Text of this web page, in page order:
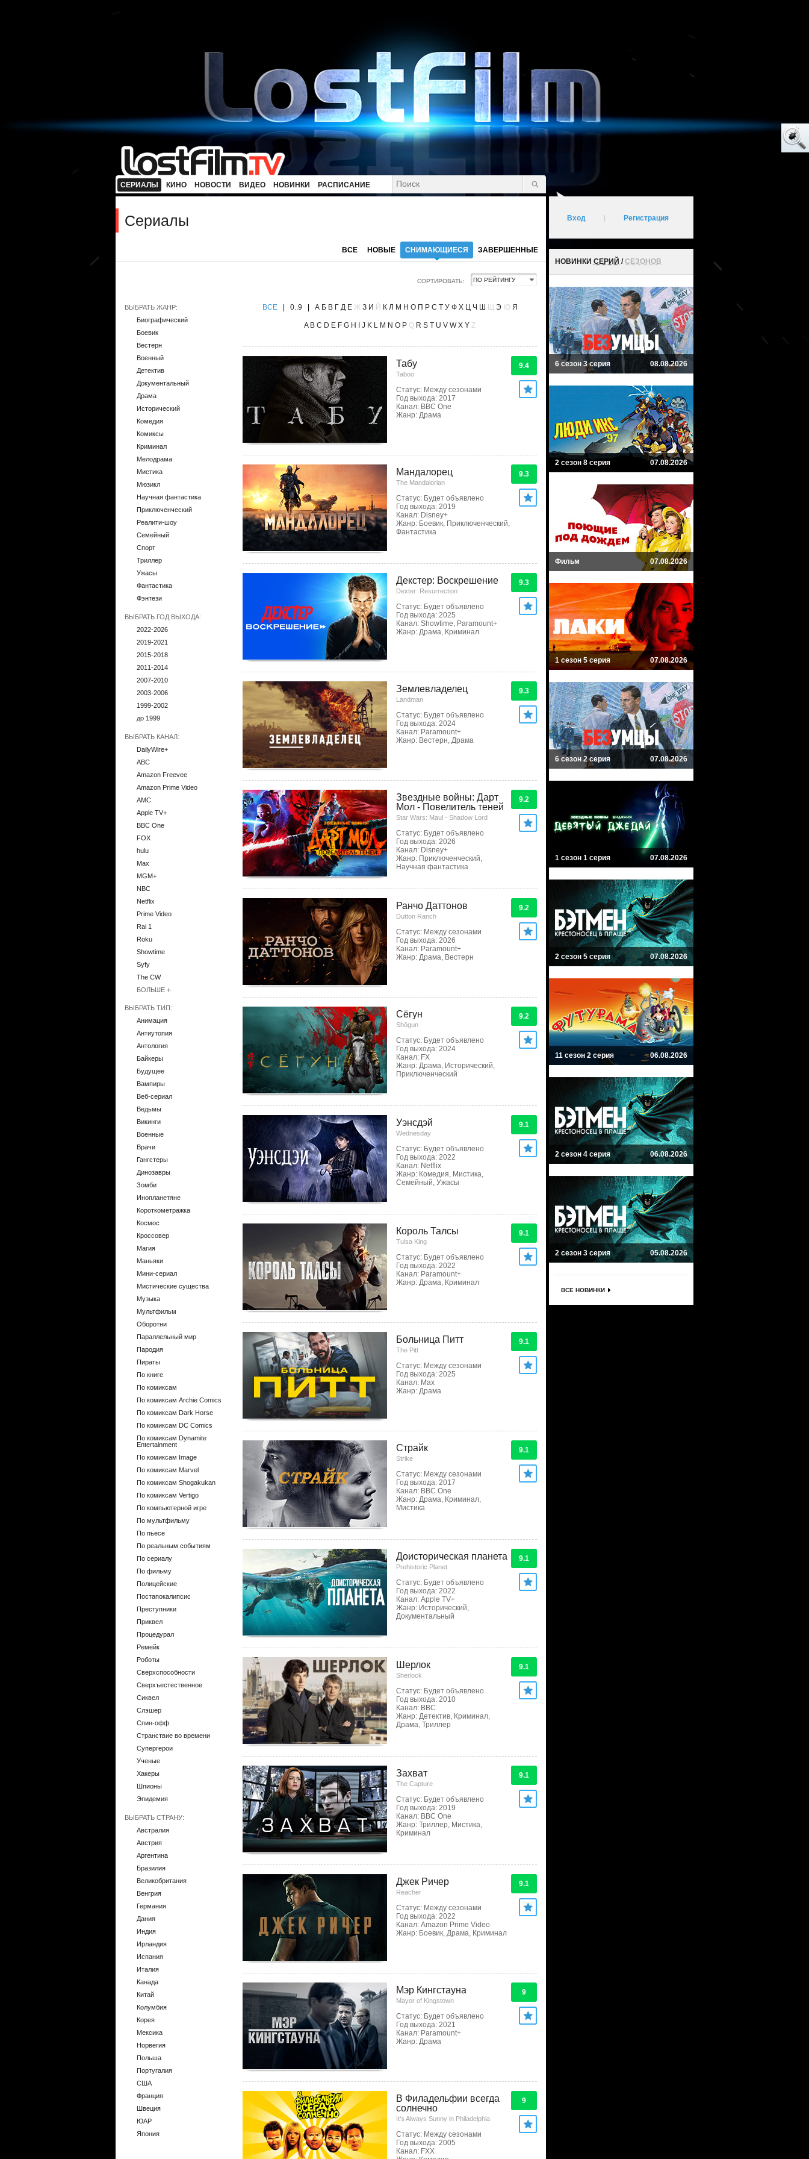
СЕРИАЛЫ КИНО НОВОСТИ ВИДЕО НОВИНКИ РАСПИСАНИЕ
Сериалы
ВСЕ НОВЫЕ СНИМАЮЩИЕСЯ ЗАВЕРШЕННЫЕ
СОРТИРОВАТЬ:
ВЫБРАТЬ ЖАНР:
Биографический
Боевик
Вестерн
Военный
Детектив
Документальный
Драма
Исторический
Комедия
Комиксы
Криминал
Мелодрама
Мистика
Мюзикл
Научная фантастика
Приключенческий
Реалити-шоу
Семейный
Спорт
Триллер
Ужасы
Фантастика
Фэнтези
ВЫБРАТЬ ГОД ВЫХОДА:
2022-2026
2019-2021
2015-2018
2011-2014
2007-2010
2003-2006
1999-2002
до 1999
ВЫБРАТЬ КАНАЛ:
DailyWire+
ABC
Amazon Freevee
Amazon Prime Video
AMC
Apple TV+
BBC One
FOX
hulu
Max
MGM+
NBC
Netflix
Prime Video
Rai 1
Roku
Showtime
Syfy
The CW
БОЛЬШЕ
ВЫБРАТЬ ТИП:
Анимация
Антиутопия
Антология
Байкеры
Будущее
Вампиры
Веб-сериал
Ведьмы
Викинги
Военные
Врачи
Гангстеры
Динозавры
Зомби
Инопланетяне
Короткометражка
Космос
Кроссовер
Магия
Маньяки
Мини-сериал
Мистические существа
Музыка
Мультфильм
Оборотни
Параллельный мир
Пародия
Пираты
По книге
По комиксам
По комиксам Archie Comics
По комиксам Dark Horse
По комиксам DC Comics
По комиксам Dynamite
Entertainment
По комиксам Image
По комиксам Marvel
По комиксам Shogakukan
По комиксам Vertigo
По компьютерной игре
По мультфильму
По пьесе
По реальным событиям
По сериалу
По фильму
Полицейские
Постапокалипсис
Преступники
Приквел
Процедурал
Ремейк
Роботы
Сверхспособности
Сверхъестественное
Сиквел
Слэшер
Спин-офф
Странствие во времени
Супергерои
Ученые
Хакеры
Шпионы
Эпидемия
ВЫБРАТЬ СТРАНУ:
Австралия
Австрия
Аргентина
Бразилия
Великобритания
Венгрия
Германия
Дания
Индия
Ирландия
Испания
Италия
Канада
Китай
Колумбия
Корея
Мексика
Норвегия
Польша
Португалия
США
Франция
Швеция
ЮАР
Япония
ВCE 0..9 А Б В Г Д Е Ж З И Й К Л М Н О П Р С Т У Ф Х Ц Ч Ш Щ Э Ю Я
A B C D E F G H J K L M N O P Q R S T U V W X Y Z
Табу
Taboo
Статус: Между сезонами
Год выхода: 2017
Канал: BBC One
Жанр: Драма
9.4
Мандалорец
The Mandalorian
Статус: Будет объявлено
Год выхода: 2019
Канал: Disney+
Жанр: Боевик, Приключенческий,
Фантастика
9.3
Декстер: Воскрешение
Dexter: Resurrection
Статус: Будет объявлено
Год выхода: 2025
Канал: Showtime, Paramount+
Жанр: Драма, Криминал
9.3
Землевладелец
Landman
Статус: Будет объявлено
Год выхода: 2024
Канал: Paramount+
Жанр: Вестерн, Драма
9.3
Звездные войны: Дарт
Мол - Повелитель теней
Star Wars: Maul - Shadow Lord
Статус: Будет объявлено
Год выхода: 2026
Канал: Disney+
Жанр: Приключенческий,
Научная фантастика
9.2
Ранчо Даттонов
Dutton Ranch
Статус: Между сезонами
Год выхода: 2026
Канал: Paramount+
Жанр: Драма, Вестерн
9.2
Сёгун
Shōgun
Статус: Будет объявлено
Год выхода: 2024
Канал: FX
Жанр: Драма, Исторический,
Приключенческий
9.2
Уэнсдэй
Wednesday
Статус: Будет объявлено
Год выхода: 2022
Канал: Netflix
Жанр: Комедия, Мистика,
Семейный, Ужасы
9.1
Король Талсы
Tulsa King
Статус: Будет объявлено
Год выхода: 2022
Канал: Paramount+
Жанр: Драма, Криминал
9.1
Больница Питт
The Pitt
Статус: Между сезонами
Год выхода: 2025
Канал: Max
Жанр: Драма
9.1
Страйк
Strike
Статус: Между сезонами
Год выхода: 2017
Канал: BBC One
Жанр: Драма, Криминал,
Мистика
9.1
Доисторическая планета
Prehistoric Planet
Статус: Будет объявлено
Год выхода: 2022
Канал: Apple TV+
Жанр: Исторический,
Документальный
9.1
Шерлок
Sherlock
Статус: Будет объявлено
Год выхода: 2010
Канал: BBC
Жанр: Детектив, Криминал,
Драма, Триллер
9.1
Захват
The Capture
Статус: Будет объявлено
Год выхода: 2019
Канал: BBC One
Жанр: Триллер, Мистика,
Криминал
9.1
Джек Ричер
Reacher
Статус: Между сезонами
Год выхода: 2022
Канал: Amazon Prime Video
Жанр: Боевик, Драма, Криминал
9.1
Мэр Кингстауна
Mayor of Kingstown
Статус: Будет объявлено
Год выхода: 2021
Канал: Paramount+
Жанр: Драма
9
В Филадельфии всегда
солнечно
It's Always Sunny in Philadelphia
Статус: Между сезонами
Год выхода: 2005
Канал: FXX
9
Вход Регистрация
НОВИНКИ СЕРИЙ /СЕЗОНОВ
6 сезон 3 серия 08.08.2026
2 сезон 8 серия 07.08.2026
Фильм 07.08.2026
1 сезон 5 серия 07.08.2026
6 сезон 2 серия 07.08.2026
1 сезон 1 серия 07.08.2026
2 сезон 5 серия 07.08.2026
11 сезон 2 серия 06.08.2026
2 сезон 4 серия 06.08.2026
2 сезон 3 серия 05.08.2026
ВСЕ НОВИНКИ